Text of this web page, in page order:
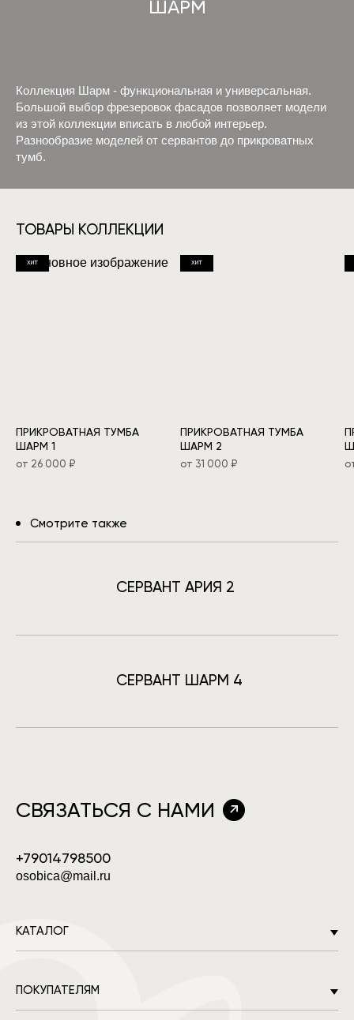
ШАРМ
Коллекция Шарм - функциональная и универсальная.
Большой выбор фрезеровок фасадов позволяет модели
из этой коллекции вписать в любой интерьер.
Разнообразие моделей от сервантов до прикроватных
тумб.
ТОВАРЫ КОЛЛЕКЦИИ
ХИТ
ПРИКРОВАТНАЯ ТУМБА
ШАРМ 1
от 26 000 ₽
ХИТ
ПРИКРОВАТНАЯ ТУМБА
ШАРМ 2
от 31 000 ₽
Смотрите также
СЕРВАНТ АРИЯ 2
СЕРВАНТ ШАРМ 4
СВЯЗАТЬСЯ С НАМИ
+79014798500
osobica@mail.ru
КАТАЛОГ
Комоды
ПОКУПАТЕЛЯМ